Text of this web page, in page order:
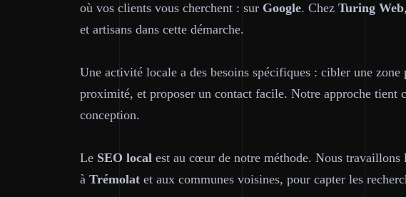
où vos clients vous cherchent : sur Google. Chez Turing Web
et artisans dans cette démarche.
Une activité locale a des besoins spécifiques : cibler une zone
proximité, et proposer un contact facile. Notre approche tient
conception.
Le SEO local est au cœur de notre méthode. Nous travaillons
à Trémolat et aux communes voisines, pour capter les